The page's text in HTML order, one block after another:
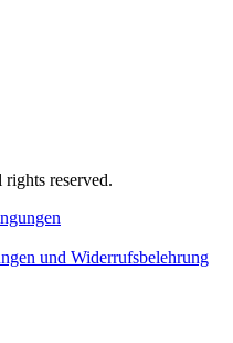
reserved.
und Widerrufsbelehrung